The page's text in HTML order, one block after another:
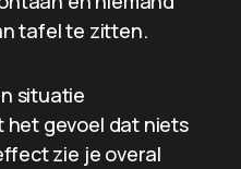
tafel te zitten.
situatie
het gevoel dat niets
zie je overal